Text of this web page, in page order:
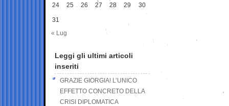
24 25 26 27 28 29 30
31
« Lug
Leggi gli ultimi articoli
inseriti
GRAZIE GIORGIA! L’UNICO
EFFETTO CONCRETO DELLA
CRISI DIPLOMATICA